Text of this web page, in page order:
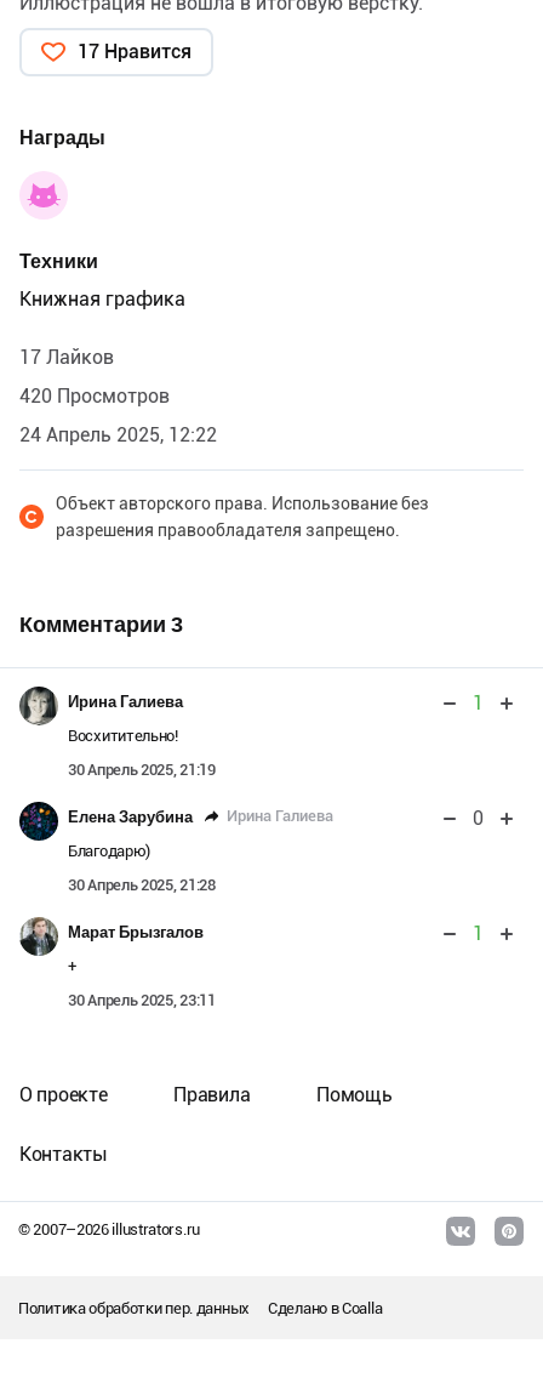
17 Нравится
Награды
Техники
Книжная графика
17 Лайков
420 Просмотров
24 Апрель 2025, 12:22
Объект авторского права. Использование без
разрешения правообладателя запрещено.
Комментарии 3
Ирина Галиева 1
Восхитительно!
30 Апрель 2025, 21:19
Елена Зарубина Ирина Галиева 0
Благодарю)
30 Апрель 2025, 21:28
Марат Брызгалов 1
+
30 Апрель 2025, 23:11
© 2007–2026illustrators.ru
О проекте Правила Помощь
Контакты
Политика обработки пер. данных Сделано вCoalla